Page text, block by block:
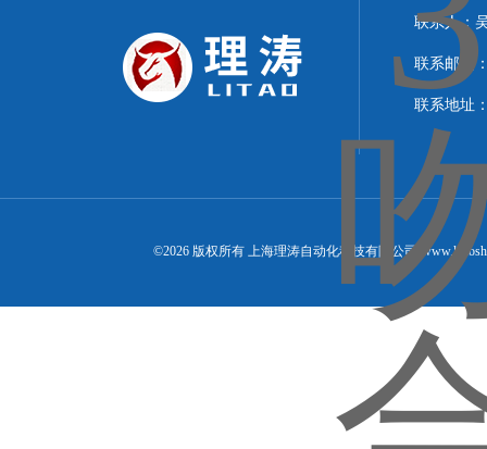
联系人：
联系邮箱
联系地址
©2026 版权所有 上海理涛自动化科技有限公司